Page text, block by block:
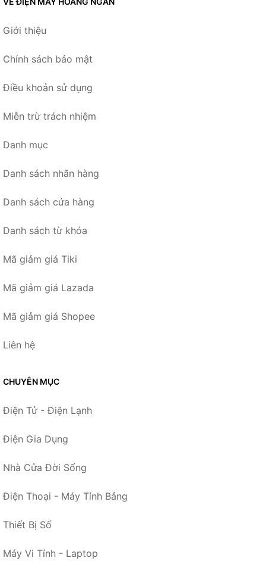
Giới thiệu
Chính sách bảo mật
Điều khoản sử dụng
Miễn trừ trách nhiệm
Danh mục
Danh sách nhãn hàng
Danh sách cửa hàng
Danh sách từ khóa
Mã giảm giá Tiki
Mã giảm giá Lazada
Mã giảm giá Shopee
Liên hệ
CHUYÊN MỤC
Điện Tử - Điện Lạnh
Điện Gia Dụng
Nhà Cửa Đời Sống
Điện Thoại - Máy Tính Bảng
Thiết Bị Số
Máy Vi Tính - Laptop